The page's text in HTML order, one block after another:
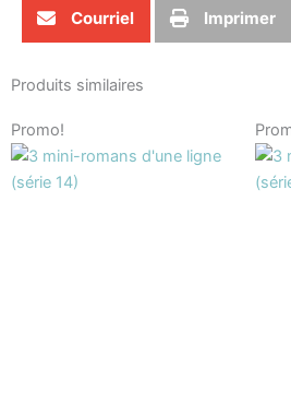
Courriel Imprimer
Produits similaires
Promo!Le
initial
était :
actuel